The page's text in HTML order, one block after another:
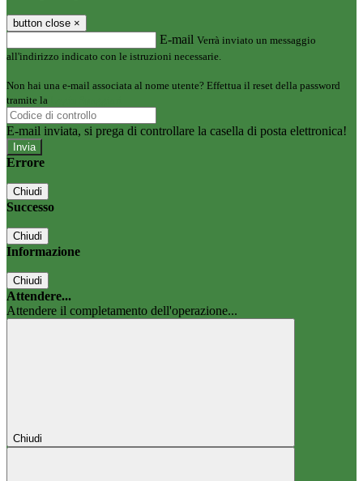
button close ×
E-mail Verrà inviato un messaggio
all'indirizzo indicato con le istruzioni necessarie.
Non hai una e-mail associata al nome utente? Effettua il reset della password
tramite la
E-mail inviata, si prega di controllare la casella di posta elettronica!
Errore
Chiudi
Successo
Chiudi
Informazione
Chiudi
Attendere...
Attendere il completamento dell'operazione...
Chiudi